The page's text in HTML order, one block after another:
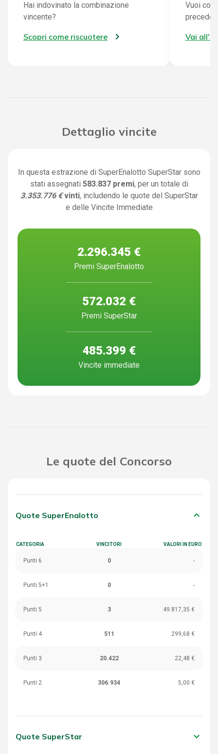
Hai indovinato la combinazione
vincente?
Scopri come riscuotere
Vuoi
Vai
Dettaglio vincite
In questa estrazione di SuperEnalotto SuperStar sono
stati assegnati 583.837 premi, per un totale di
3.353.776 € vinti, includendo le quote del SuperStar
e delle Vincite Immediate
2.296.345 €
Premi SuperEnalotto
572.032 €
Premi SuperStar
485.399 €
Vincite immediate
Le quote del Concorso
Quote SuperEnalotto keyboard_arrow_down
CATEGORIA VINCITORI VALORI IN EURO
Punti 6 0 -
Punti 5+1 0 -
Punti 5 3 49.817,35 €
Punti 4 511 299,68 €
Punti 3 20.422 22,48 €
Punti 2 306.934 5,00 €
Quote SuperStar keyboard_arrow_down